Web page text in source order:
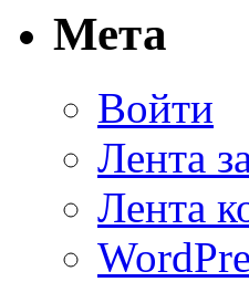
Мета
Войти
Лента
Лента